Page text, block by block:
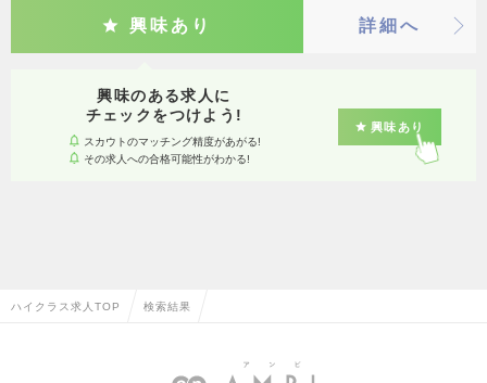
興味あり 詳細へ
興味のある求人に
チェックをつけよう!
スカウトのマッチング精度があがる!
その求人への合格可能性がわかる!
興味あり
ハイクラス求人TOP 検索結果